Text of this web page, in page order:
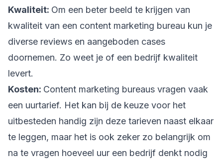
Kwaliteit: Om een beter beeld te krijgen van
kwaliteit van een content marketing bureau kun je
diverse reviews en aangeboden cases
doornemen. Zo weet je of een bedrijf kwaliteit
levert.
Kosten: Content marketing bureaus vragen vaak
een uurtarief. Het kan bij de keuze voor het
uitbesteden handig zijn deze tarieven naast elkaar
te leggen, maar het is ook zeker zo belangrijk om
na te vragen hoeveel uur een bedrijf denkt nodig